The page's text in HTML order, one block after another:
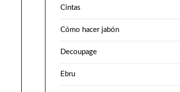
Cintas
Cómo hacer jabón
Decoupage
Ebru